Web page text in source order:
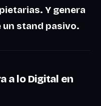
Y genera
un stand pasivo.
a lo Digital en